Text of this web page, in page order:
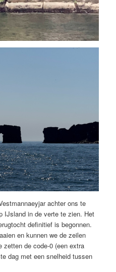
achter ons te
IJsland in de verte te zien. Het
definitief is begonnen.
en kunnen we de zeilen
zetten de code-0 (een extra
dag met een snelheid tussen